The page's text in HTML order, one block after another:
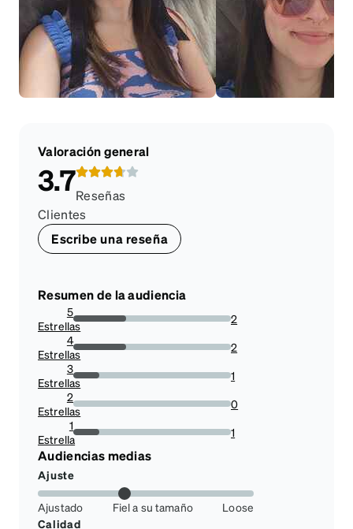
Valoración general
3.7Reseñas
Clientes
Escribe una reseña
Resumen de la audiencia
5
Estrellas33.33333333333333%
2
4
Estrellas33.33333333333333%
2
3
Estrellas16.666666666666664%
1
2
Estrellas
0%
0
1
Estrella16.666666666666664%
1
Audiencias medias
Ajuste
Ajustado Fiel a su tamaño
Loose
Calidad